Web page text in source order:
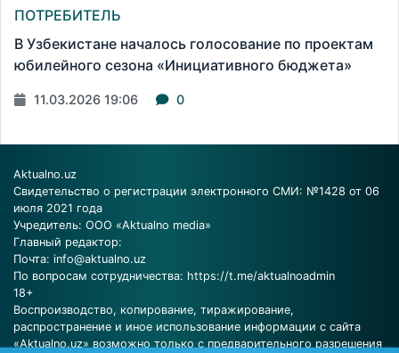
ПОТРЕБИТЕЛЬ
В Узбекистане началось голосование по проектам
юбилейного сезона «Инициативного бюджета»
11.03.2026 19:06 0
Aktualno.uz
Свидетельство о регистрации электронного СМИ: №1428 от 06
июля 2021 года
Учредитель: ООО «Aktualno media»
Главный редактор:
Почта: info@aktualno.uz
По вопросам сотрудничества: https://t.me/aktualnoadmin
18+
Воспроизводство, копирование, тиражирование,
распространение и иное использование информации с сайта
«Aktualno.uz» возможно только с предварительного разрешения